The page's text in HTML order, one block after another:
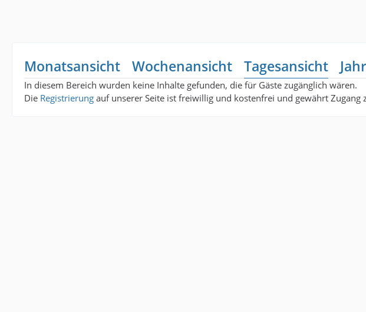
Monatsansicht Wochenansicht Tagesansicht
In diesem Bereich wurden keine Inhalte gefunden, die für Gäste zugänglich wären.
Die Registrierung auf unserer Seite ist freiwillig und kostenfrei und gewährt Zugang